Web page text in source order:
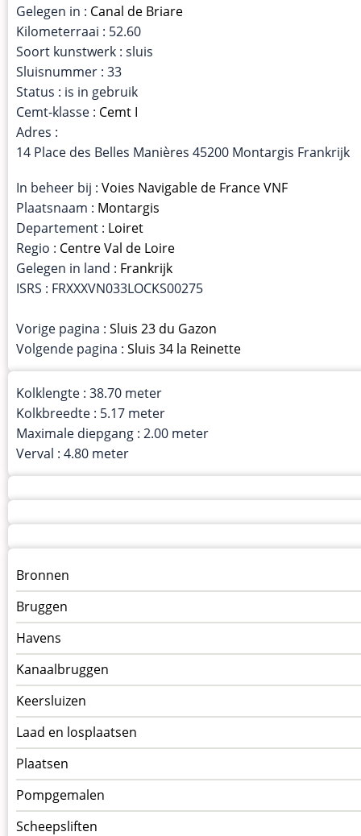
Gelegen in : Canal de Briare
Kilometerraai : 52.60
Soort kunstwerk : sluis
Sluisnummer : 33
Status : is in gebruik
Cemt-klasse : Cemt I
Adres :
14 Place des Belles Manières 45200 Montargis Frankrijk
In beheer bij : Voies Navigable de France VNF
Plaatsnaam : Montargis
Departement : Loiret
Regio : Centre Val de Loire
Gelegen in land : Frankrijk
ISRS : FRXXXVN033LOCKS00275
Vorige pagina : Sluis 23 du Gazon
Volgende pagina : Sluis 34 la Reinette
Kolklengte : 38.70 meter
Kolkbreedte : 5.17 meter
Maximale diepgang : 2.00 meter
Verval : 4.80 meter
Menu
kunstwerken
op
kunstwerkpagina
Bronnen
Bruggen
Havens
Kanaalbruggen
Keersluizen
Laad en losplaatsen
Plaatsen
Pompgemalen
Scheepsliften